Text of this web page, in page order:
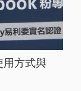
用方式與